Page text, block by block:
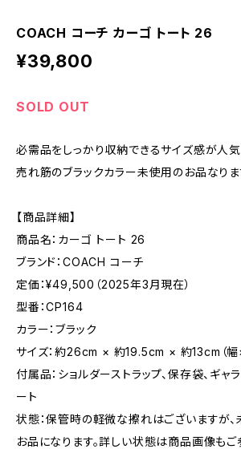
COACH コーチ カーゴ トート 26
¥39,800
SOLD OUT
必需品をしっかり収納できるサイズ感が人気
売れ筋のブラックカラー未使用のお品なりま
【商品詳細】
商品名：カーゴ トート 26
ブランド：COACH コーチ
定価：¥49,500（2025年3月現在）
型番：CP164
カラー：ブラック
サイズ：約26cm × 約19.5cm × 約13cm（幅
付属品：ショルダーストラップ、保存袋、ギャ
ート
状態：保管時の軽微な擦れはございますが
お品になります。詳しい状態は商品画像もご